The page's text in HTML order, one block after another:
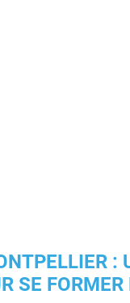
:
SE FORMER